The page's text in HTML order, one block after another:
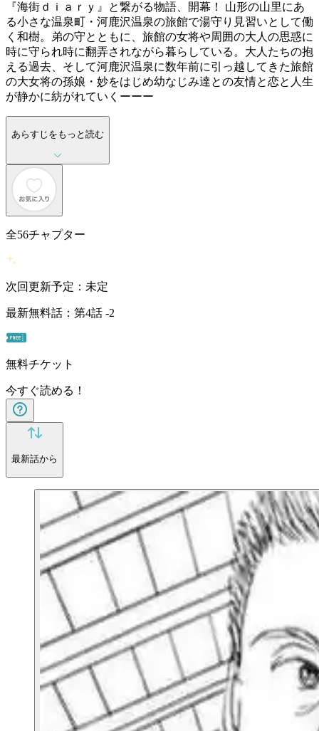
『海街ｄｉａｒｙ』と繋がる物語、開幕！ 山形の山里にあ
る小さな温泉町・河鹿沢温泉の旅館で湯守り見習いとして働
く和樹。弟の守とともに、旅館の女将や周囲の大人の思惑に
時に守られ時に翻弄されながら暮らしている。大人たちの抱
える過去、そして河鹿沢温泉に数年前に引っ越してきた旅館
の大女将の孫娘・妙をはじめ幼なじみ達との友情と恋と人生
が静かに紡がれていくーーー
あらすじをもっと読む
全56チャプター
次回更新予定：未定
最新無料話：第4話 -2
無料チケット
今すぐ読める！
最新話から